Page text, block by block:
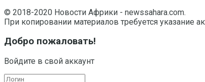
© 2018-2020 Новости Африки - newssahara.com.
При копировании материалов требуется указание
Добро пожаловать!
Войдите в свой аккаунт